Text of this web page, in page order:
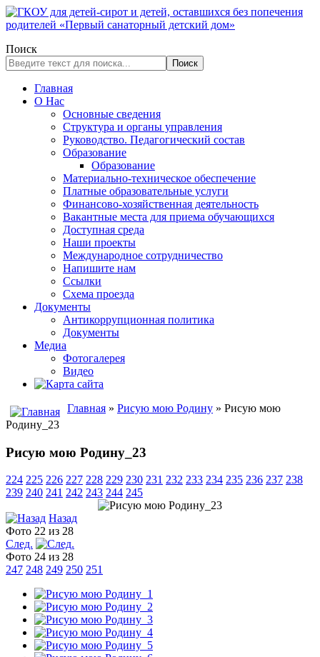
Поиск
Поиск
Главная
О Нас
Основные сведения
Структура и органы управления
Руководство. Педагогический состав
Образование
Образование
Материально-техническое обеспечение
Платные образовательные услуги
Финансово-хозяйственная деятельность
Вакантные места для приема обучающихся
Доступная среда
Наши проекты
Международное сотрудничество
Напишите нам
Ссылки
Схема проезда
Документы
Антикоррупционная политика
Документы
Медиа
Фотогалерея
Видео
Главная » Рисую мою Родину » Рисую мою
Родину_23
Рисую мою Родину_23
224 225 226 227 228 229 230 231 232 233 234 235 236 237 238
239 240 241 242 243 244 245
Назад
Фото 22 из 28
След.
Фото 24 из 28
247 248 249 250 251